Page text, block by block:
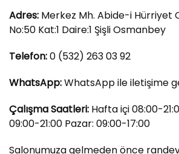
Adres: Merkez Mh. Abide-i Hürriyet
No:50 Kat:1 Daire:1 Şişli Osmanbey
Telefon:0 (532) 263 03 92
WhatsApp:WhatsApp ile iletişime
Çalışma Saatleri: Hafta içi 08:00-
09:00-21:00 Pazar: 09:00-17:00
Salonumuza gelmeden önce